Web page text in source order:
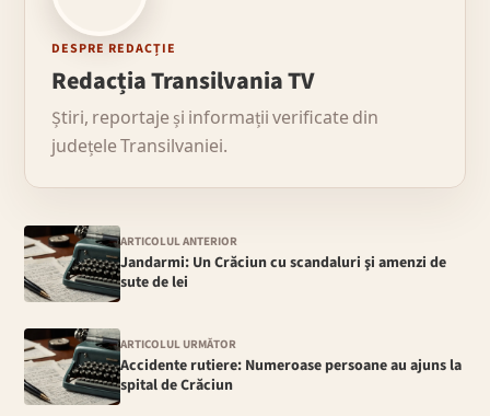
DESPRE REDACȚIE
Redacția Transilvania TV
Știri, reportaje și informații verificate din
județele Transilvaniei.
ARTICOLUL ANTERIOR
Jandarmi: Un Crăciun cu scandaluri şi amenzi de
sute de lei
ARTICOLUL URMĂTOR
Accidente rutiere: Numeroase persoane au ajuns la
spital de Crăciun